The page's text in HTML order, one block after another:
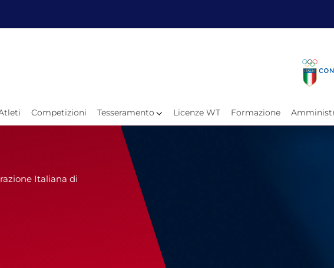
Home
Atleti
Atleti
Competizioni Tesseramento Licenze WT Formazione
Italiana di